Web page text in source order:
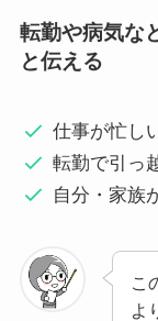
転勤や病気な
と伝える
仕事が忙し
転勤で引っ
自分・家族
こ
よ